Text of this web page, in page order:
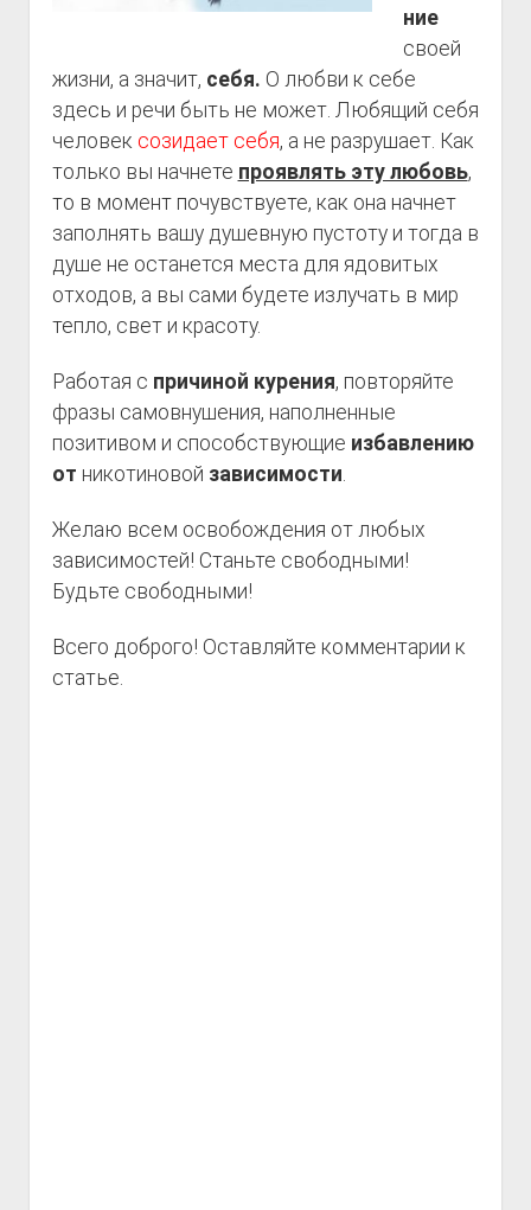
ние
своей
жизни, а значит, себя. О любви к себе
здесь и речи быть не может. Любящий себя
человек созидает себя, а не разрушает. Как
только вы начнете проявлять эту любовь,
то в момент почувствуете, как она начнет
заполнять вашу душевную пустоту и тогда в
душе не останется места для ядовитых
отходов, а вы сами будете излучать в мир
тепло, свет и красоту.
Работая с причиной курения, повторяйте
фразы самовнушения, наполненные
позитивом и способствующие избавлению
от никотиновой зависимости
Желаю всем освобождения от любых
зависимостей! Станьте свободными!
Будьте свободными!
Всего доброго! Оставляйте комментарии к
статье.